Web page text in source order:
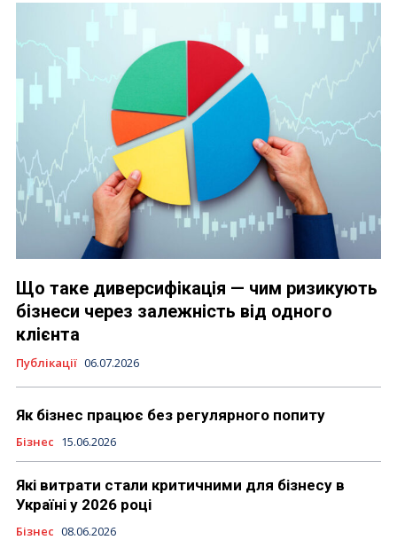
Що таке диверсифікація — чим ризикують
бізнеси через залежність від одного
клієнта
Публікації 06.07.2026
Як бізнес працює без регулярного попиту
Бізнес 15.06.2026
Які витрати стали критичними для бізнесу в
Україні у 2026 році
Бізнес 08.06.2026